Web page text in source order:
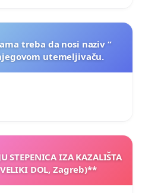
treba da nosi naziv “
utemeljivaču.
STEPENICA IZA KAZALIŠTA
DOL, Zagreb)**